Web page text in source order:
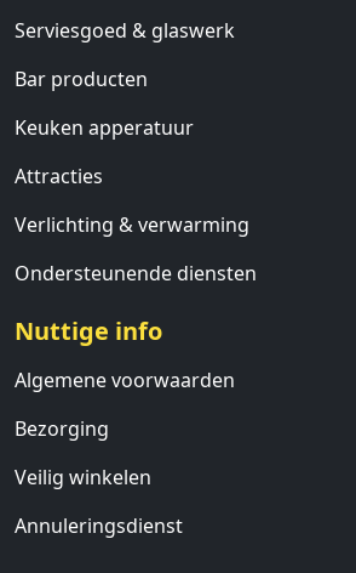
Serviesgoed & glaswerk
Bar producten
Keuken apperatuur
Attracties
Verlichting & verwarming
Ondersteunende diensten
Nuttige info
Algemene voorwaarden
Bezorging
Veilig winkelen
Annuleringsdienst